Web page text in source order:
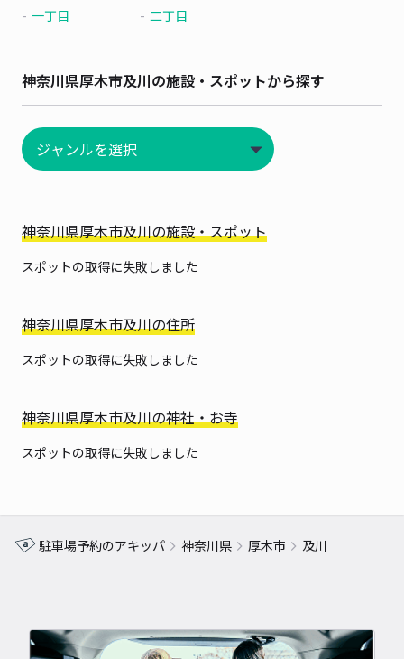
一丁目 二丁目
神奈川県厚木市及川の施設・スポットから探す
神奈川県厚木市及川の施設・スポット
スポットの取得に失敗しました
神奈川県厚木市及川の住所
スポットの取得に失敗しました
神奈川県厚木市及川の神社・お寺
スポットの取得に失敗しました
駐車場予約のアキッパ 神奈川県 厚木市 及川